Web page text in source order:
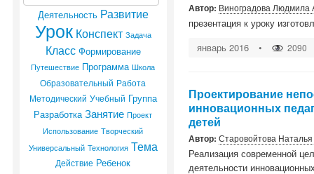
Деятельность Развитие
Урок Конспект Задача
Класс Формирование
Путешествие Программа Школа
Образовательный Работа
Методический Учебный Группа
Разработка Занятие Проект
Использование Творческий
Универсальный Технология Тема
Действие Ребенок
Автор: Виноградова Людмила
презентация к уроку
январь 2016 • 2090
Проектирование
инновационных
детей
Автор: Старовойтова
Реализация современной
деятельности